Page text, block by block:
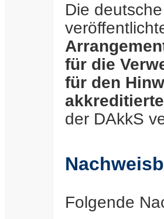
Die
für die
für den
der DAkkS
Folgende